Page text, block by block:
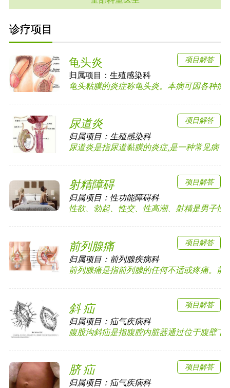
诊疗项目
龟头炎
归属项目：生殖感染科
龟头粘膜的炎症称龟头炎。本病可因各种病
项目解答
尿道炎
归属项目： 生殖感染科
尿道炎是指尿道黏膜的炎症,是一种常见病
项目解答
射精障碍
归属项目： 性功能障碍科
性欲、勃起、性交、性高潮、射精是男子性
项目解答
前列腺痛
归属项目： 前列腺疾病科
前列腺痛是指前列腺的任何不适或疼痛。前
项目解答
斜 疝
归属项目： 疝气疾病科
腹股沟斜疝是指腹腔内脏器通过位于腹壁下
项目解答
脐 疝
归属项目： 疝气疾病科
项目解答